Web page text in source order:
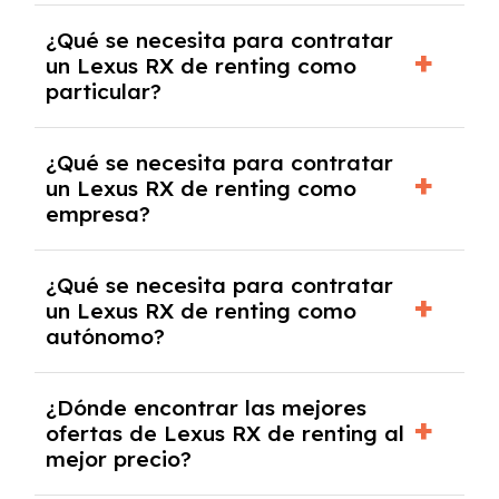
pero puede haber penalizaciones por
cancelación anticipada. Es importante revisar
las condiciones del contrato y hablar con un
experto que te asesore.
¿Qué se necesita para contratar
un Lexus RX de renting como
particular?
y, en algunos casos, una consulta de solvencia
crediticia y un pago inicial.
¿Qué se necesita para contratar
un Lexus RX de renting como
empresa?
documentación financiera y, en algunos
casos, un informe de solvencia de la empresa
y un pago inicial.
¿Qué se necesita para contratar
un Lexus RX de renting como
autónomo?
autónomos, justificante de ingresos y, en
algunos casos, un informe fiscal y un pago
inicial.
¿Dónde encontrar las mejores
ofertas de Lexus RX de renting al
mejor precio?